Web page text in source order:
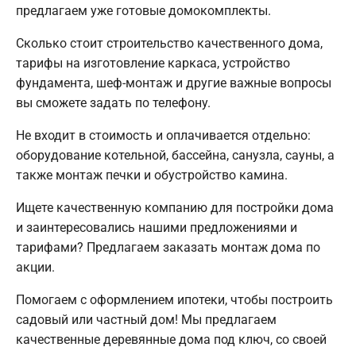
предлагаем уже готовые домокомплекты.
Сколько стоит строительство качественного дома,
тарифы на изготовление каркаса, устройство
фундамента, шеф-монтаж и другие важные вопросы
вы сможете задать по телефону.
Не входит в стоимость и оплачивается отдельно:
оборудование котельной, бассейна, санузла, сауны, а
также монтаж печки и обустройство камина.
Ищете качественную компанию для постройки дома
и заинтересовались нашими предложениями и
тарифами? Предлагаем заказать монтаж дома по
акции.
Помогаем с оформлением ипотеки, чтобы построить
садовый или частный дом! Мы предлагаем
качественные деревянные дома под ключ, со своей